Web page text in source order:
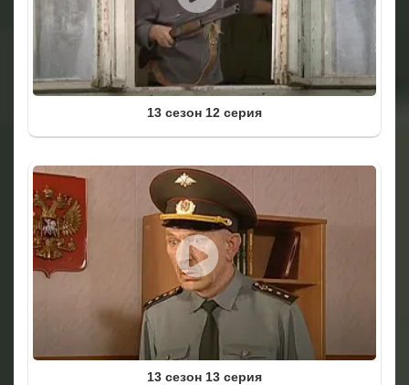
13 сезон 12 серия
13 сезон 13 серия